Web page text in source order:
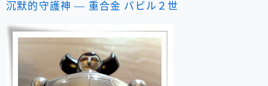
沉默的守護神 — 重合金 バビル２世